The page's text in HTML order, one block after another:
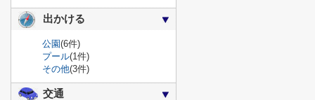
出かける
公園(6件)
プール(1件)
その他(3件)
交通